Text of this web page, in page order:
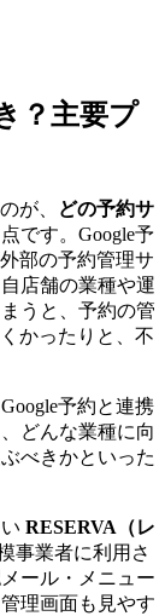
？主要プ
が、
どの予約サ
です。Google予
部の予約管理サ
店舗の業種や運
うと、予約の管
かったりと、不
予約と連携
どんな業種に向
べきかといった
RESERVA（レ
事業者に利用さ
ール・メニュー
理画面も見やす